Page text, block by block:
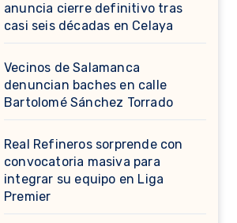
anuncia cierre definitivo tras
casi seis décadas en Celaya
Vecinos de Salamanca
denuncian baches en calle
Bartolomé Sánchez Torrado
Real Refineros sorprende con
convocatoria masiva para
integrar su equipo en Liga
Premier